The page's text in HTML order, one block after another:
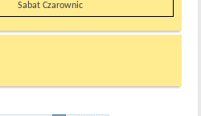
Sabat Czarownic